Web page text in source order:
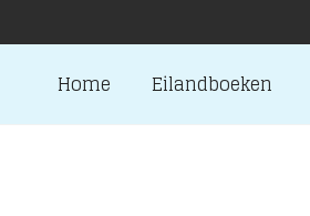
Home Eilandboeken